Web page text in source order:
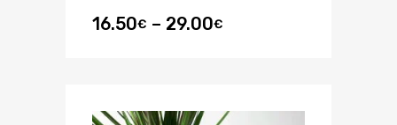
16.50€ – 29.00€